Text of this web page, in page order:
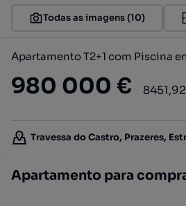
Todas as imagens (10)
Apartamento T2+1 com Piscina
980 000 €
Travessa do Castro, Prazeres,
Apartamento para